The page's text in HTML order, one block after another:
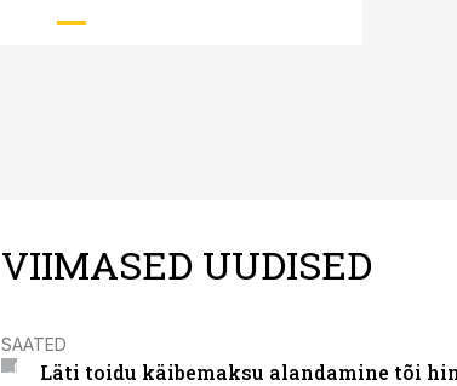
VIIMASED UUDISED
SAATED
Läti toidu käibemaksu alandamine tõi